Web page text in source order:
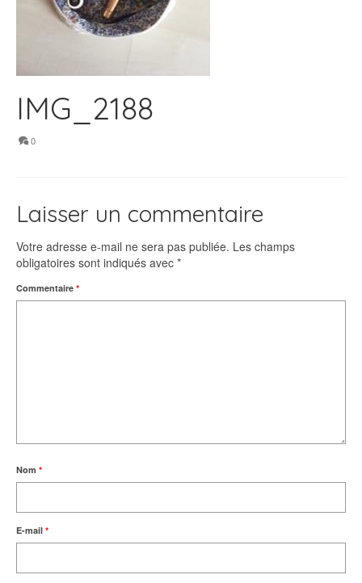
IMG_2188
0
Laisser un commentaire
Votre adresse e-mail ne sera pas publiée. Les champs
obligatoires sont indiqués avec *
Commentaire *
Nom *
E-mail *